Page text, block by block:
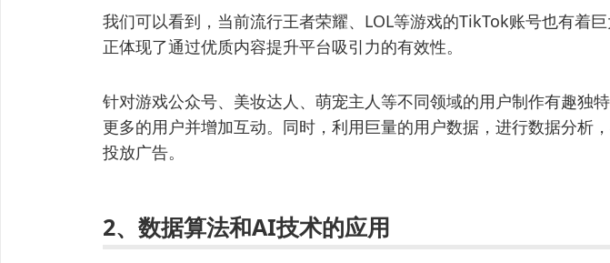
我们可以看到，当前流行王者荣耀、LOL等游戏的TikTok账号也有着
正体现了通过优质内容提升平台吸引力的有效性。
针对游戏公众号、美妆达人、萌宠主人等不同领域的用户制作有趣独
更多的用户并增加互动。同时，利用巨量的用户数据，进行数据分析
投放广告。
2、数据算法和AI技术的应用